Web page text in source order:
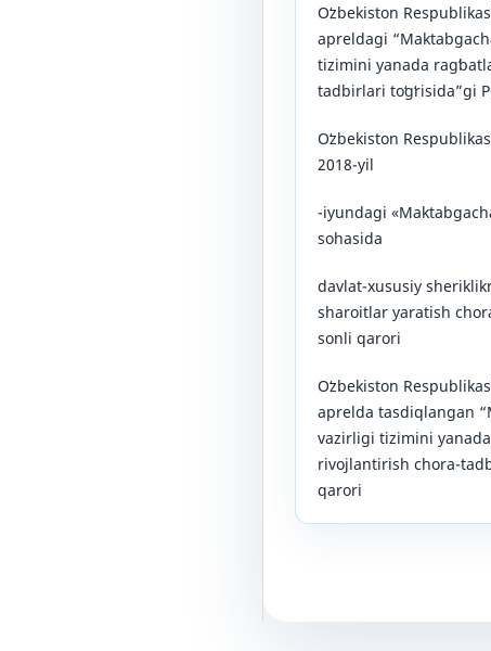
Oʻzbekiston
apreldagi
tizimini yanada
tadbirlari toʻgʻrisida”gi
Oʻzbekiston
2018-yil
-iyundagi
sohasida
davlat-xususiy
sharoitlar yaratish
sonli qarori
Oʻzbekiston
aprelda tasdiqlangan
vazirligi tizimini
rivojlantirish chora-
qarori